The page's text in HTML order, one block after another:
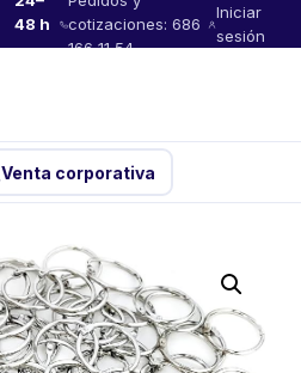
48 h
cotizaciones: 686
166 11 54
Iniciar
sesión
Venta corporativa